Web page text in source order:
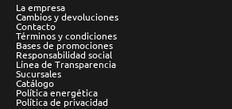
La empresa
Cambios y devoluciones
Contacto
Términos y condiciones
Bases de promociones
Responsabilidad social
Línea de Transparencia
Sucursales
Catálogo
Política energética
Política de privacidad